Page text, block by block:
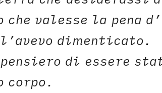
che valesse la pena
dimenticato.
pensiero di essere
corpo.